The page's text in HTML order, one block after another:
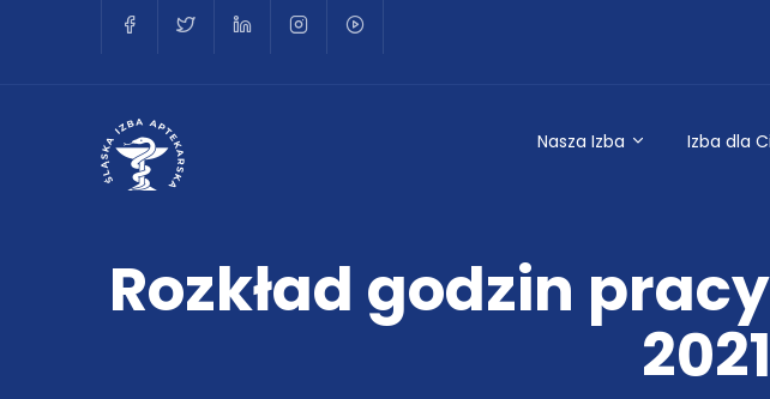
Nasza Izba Izba dla
Rozkład godzin